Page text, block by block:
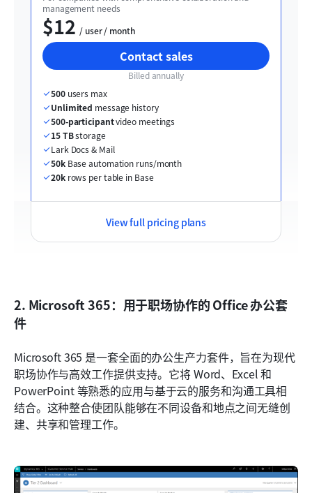
management needs
$12
  / user / month
Contact sales
Billed annually
500 users max
Unlimited message history
500-participant video meetings
15 TB storage
Lark Docs & Mail
50k Base automation runs/month
20k rows per table in Base
View full pricing plans
2. Microsoft 365：用于职场协作的 Office 办公套
件
Microsoft 365 是一套全面的办公生产力套件，旨在为现代
职场协作与高效工作提供支持。它将 Word、Excel 和
PowerPoint 等熟悉的应用与基于云的服务和沟通工具相
结合。这种整合使团队能够在不同设备和地点之间无缝创
建、共享和管理工作。